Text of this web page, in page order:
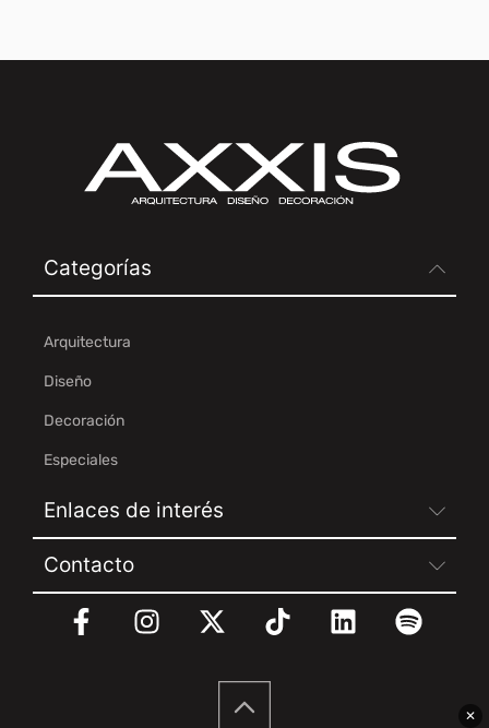
✕
Categorías
Arquitectura
Diseño
Decoración
Especiales
Enlaces de interés
Contacto